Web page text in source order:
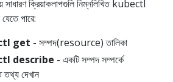
সাধারণ ক্রিয়াকলাপগুলি নিম্নলিখিত kubectl
পারে:
get - সম্পদ(resource) তালিকা
describe - একটি সম্পদ সম্পর্কে
তথ্য দেখান